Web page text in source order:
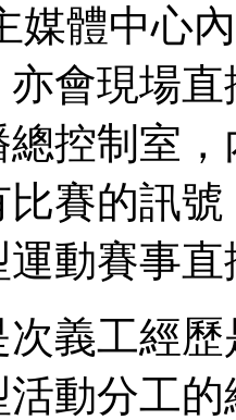
媒體中心
亦會現場
控制室
賽的訊
動賽事
次義工經
動分工